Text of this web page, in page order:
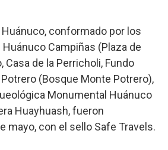
conformado por los
Campiñas (Plaza de
Casa de la Perricholi, Fundo
(Bosque Monte Potrero),
Monumental Huánuco
Huayhuash, fueron
mayo, con el sello Safe Travels.